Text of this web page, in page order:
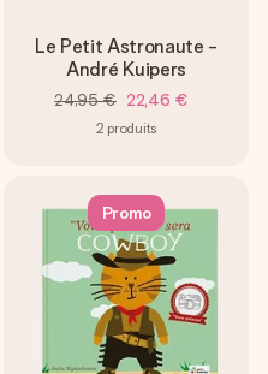
Le Petit Astronaute -
André Kuipers
24,95 € 22,46 €
2 produits
Promo